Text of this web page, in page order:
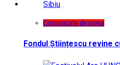
Comunicate de presa
Fondul Științescu revine